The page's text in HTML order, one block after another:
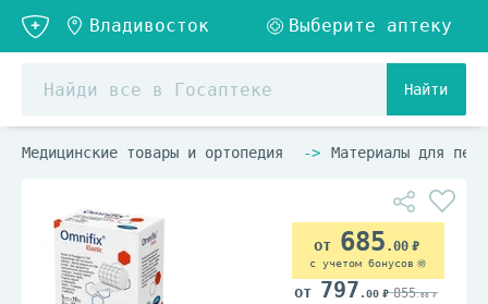
Найти
Медицинские товары и ортопедия Материалы для
685 .00
с учетом бонусов
797 .00 855.00